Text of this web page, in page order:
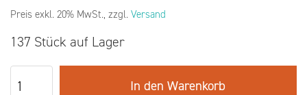
Preis exkl. 20% MwSt., zzgl. Versand
137 Stück auf Lager
In den Warenkorb